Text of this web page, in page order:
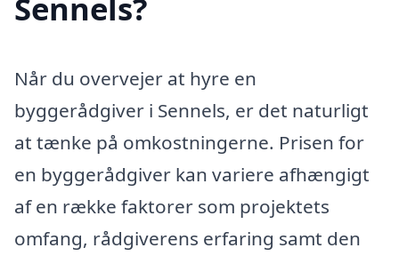
Når du overvejer at hyre en
byggerådgiver i Sennels, er det naturligt
at tænke på omkostningerne. Prisen for
en byggerådgiver kan variere afhængigt
af en række faktorer som projektets
omfang, rådgiverens erfaring samt den